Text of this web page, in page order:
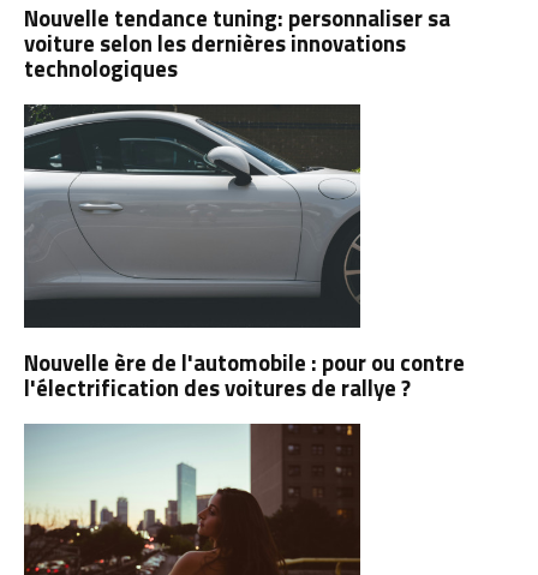
Nouvelle tendance tuning: personnaliser sa
voiture selon les dernières innovations
technologiques
Nouvelle ère de l'automobile : pour ou contre
l'électrification des voitures de rallye ?